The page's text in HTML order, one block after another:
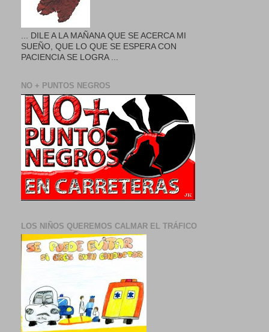
... DILE A LA MAÑANA QUE SE ACERCA MI
SUEÑO, QUE LO QUE SE ESPERA CON
PACIENCIA SE LOGRA ...
NO + PUNTOS NEGROS
LOS NIÑOS QUEREMOS CALMAR EL TRÁFICO